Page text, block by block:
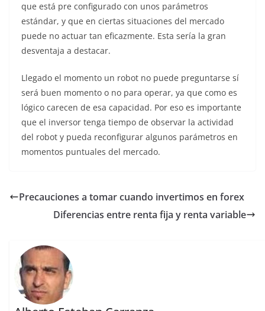
que está pre configurado con unos parámetros
estándar, y que en ciertas situaciones del mercado
puede no actuar tan eficazmente. Esta sería la gran
desventaja a destacar.
Llegado el momento un robot no puede preguntarse sí
será buen momento o no para operar, ya que como es
lógico carecen de esa capacidad. Por eso es importante
que el inversor tenga tiempo de observar la actividad
del robot y pueda reconfigurar algunos parámetros en
momentos puntuales del mercado.
Precauciones a tomar cuando invertimos en forex
Diferencias entre renta fija y renta variable